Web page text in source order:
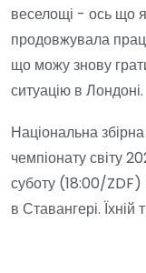
веселощі - ось що
продовжувала
що можу знову
ситуацію в Лондоні.
Національна
чемпіонату світу
суботу (18:00/ZDF)
в Ставангері. Їхній